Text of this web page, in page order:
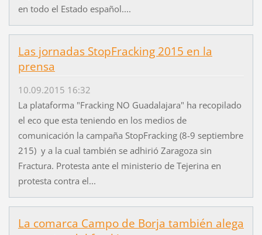
en todo el Estado español....
Las jornadas StopFracking 2015 en la
prensa
10.09.2015 16:32
La plataforma "Fracking NO Guadalajara" ha recopilado
el eco que esta teniendo en los medios de
comunicación la campaña StopFracking (8-9 septiembre
215) y a la cual también se adhirió Zaragoza sin
Fractura. Protesta ante el ministerio de Tejerina en
protesta contra el...
La comarca Campo de Borja también alega